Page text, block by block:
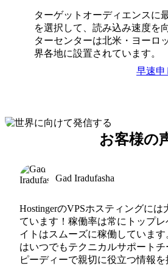
ターゲットオーディエンスに
を選択して、読み込み速度を
ターセンターは北米・ヨーロ
界各地に設置されています。
早速申
お客様の
Gad Iradufasha
HostingerのVPSホスティングには
ています！稼働率は常にトップレ
イトはスムーズに稼働していま
はいつでもテクニカルサポートチ
ピーディーで親切に役立つ情報を